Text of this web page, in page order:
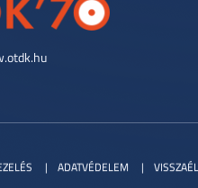
ADATVÉDELEM